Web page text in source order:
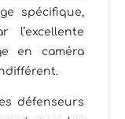
spécifique,
l’excellente
en caméra
défenseurs